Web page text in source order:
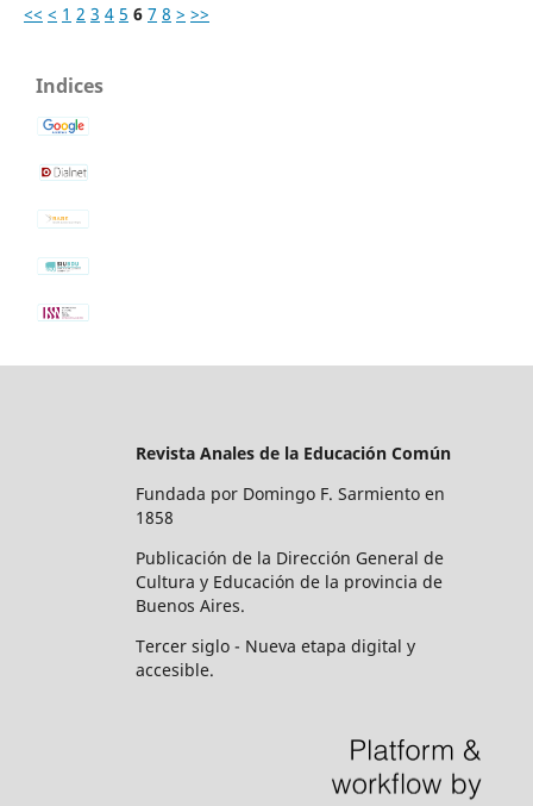
<< < 1 2 3 4 5 6 7 8 > >>
Indices
Revista Anales de la Educación Común
Fundada por Domingo F. Sarmiento en
1858
Publicación de la Dirección General de
Cultura y Educación de la provincia de
Buenos Aires.
Tercer siglo - Nueva etapa digital y
accesible.